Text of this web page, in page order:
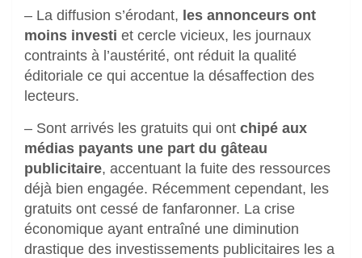
– La diffusion s’érodant, les annonceurs ont
moins investi et cercle vicieux, les journaux
contraints à l’austérité, ont réduit la qualité
éditoriale ce qui accentue la désaffection des
lecteurs.
– Sont arrivés les gratuits qui ont chipé aux
médias payants une part du gâteau
publicitaire, accentuant la fuite des ressources
déjà bien engagée. Récemment cependant, les
gratuits ont cessé de fanfaronner. La crise
économique ayant entraîné une diminution
drastique des investissements publicitaires les a